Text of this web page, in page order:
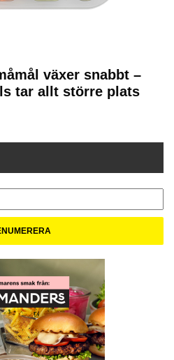
växer snabbt –
tar allt större plats